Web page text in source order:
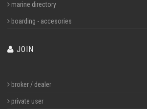
marine directory
boarding - accesories
JOIN
broker / dealer
private user